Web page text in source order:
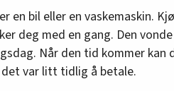
en bil eller en vaskemaskin.
deg med en gang. Den
Når den tid kommer kan
var litt tidlig å betale.